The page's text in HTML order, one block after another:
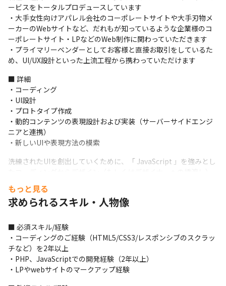
ービスをトータルプロデュースしています
・大手女性向けアパレル会社のコーポレートサイトや大手刃物メ
ーカーのWebサイトなど、だれもが知っているような企業様のコ
ーポレートサイト・LPなどのWeb制作に関わっていただきます
・プライマリーベンダーとしてお客様と直接お取引をしているた
め、UI/UX設計といった上流工程から携わっていただけます
■ 詳細
・コーディング
・UI設計
・プロトタイプ作成
・動的コンテンツの表現設計および実装（サーバーサイドエンジ
ニアと連携）
・新しいUIや表現方法の模索
洗練されたUIを創出していくために、「 JavaScript 」を強みとし
経験や意向に合わせて、若手デザイナーへの技術フォローやな
ど、拡大に向けたチームビルディングをお任せすることもありま
＜クリエイティブチームのポリシー＞
『みずからが感動できるクリエイティブを提供する』
ユーザーの心にしっかりと刺さり、かつビジネスの成功へ導くク
リエイティブを提供するべく『Technology × Creative ×
Marketing』という3つの軸のノウハウを活かして日々ものづくり
もっと見る
求められるスキル・人物像
■ 必須スキル/経験
・コーディングのご経験（HTML5/CSS3/レスポンシブのスクラッ
チなど）を2年以上
・PHP、JavaScriptでの開発経験（2年以上）
・LPやwebサイトのマークアップ経験